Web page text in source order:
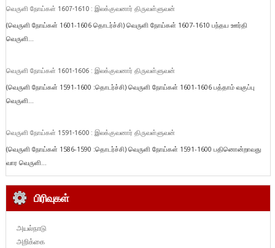
வெருளி நோய்கள் 1607-1610 : இலக்குவனார் திருவள்ளுவன்
(வெருளி நோய்கள் 1601-1606 தொடர்ச்சி) வெருளி நோய்கள் 1607-1610 பந்தய ஊர்தி
வெருளி...
வெருளி நோய்கள் 1601-1606 : இலக்குவனார் திருவள்ளுவன்
(வெருளி நோய்கள் 1591-1600 :தொடர்ச்சி) வெருளி நோய்கள் 1601-1606 பத்தாம் வகுப்பு
வெருளி...
வெருளி நோய்கள் 1591-1600 : இலக்குவனார் திருவள்ளுவன்
(வெருளி நோய்கள் 1586-1590 :தொடர்ச்சி) வெருளி நோய்கள் 1591-1600 பதினொன்றாவது
வார வெருளி...
பிரிவுகள்
அயல்நாடு
அறிக்கை